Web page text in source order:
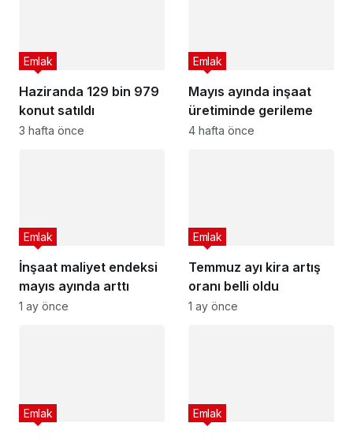
Haziranda 129 bin 979
konut satıldı
Emlak
3 hafta önce
Mayıs ayında inşaat
üretiminde gerileme
Emlak
4 hafta önce
İnşaat maliyet endeksi
mayıs ayında arttı
Emlak
1 ay önce
Temmuz ayı kira artış
oranı belli oldu
Emlak
1 ay önce
Emlak Emlak